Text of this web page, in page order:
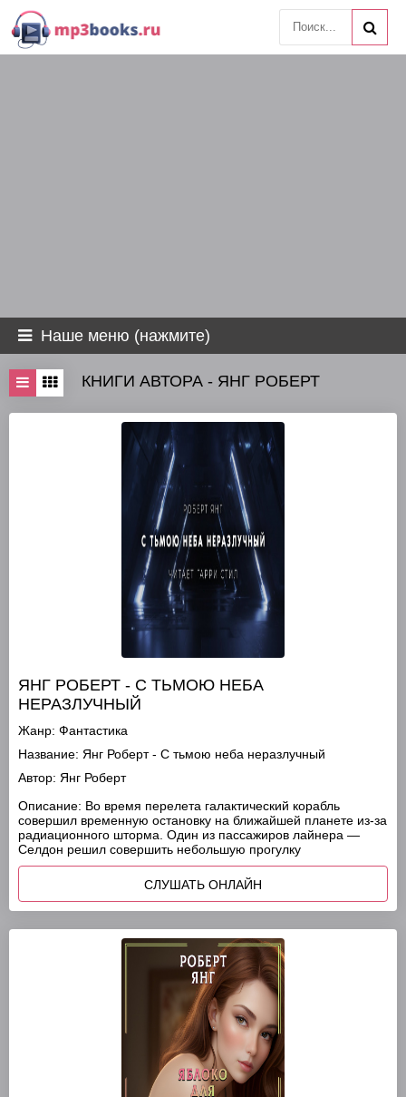
Наше меню (нажмите)
КНИГИ АВТОРА - ЯНГ РОБЕРТ
ЯНГ РОБЕРТ - С ТЬМОЮ НЕБА
НЕРАЗЛУЧНЫЙ
Жанр: Фантастика
Название: Янг Роберт - С тьмою неба неразлучный
Автор: Янг Роберт
Описание: Во время перелета галактический корабль
совершил временную остановку на ближайшей планете из-за
радиационного шторма. Один из пассажиров лайнера —
Селдон решил совершить небольшую прогулку
СЛУШАТЬ ОНЛАЙН